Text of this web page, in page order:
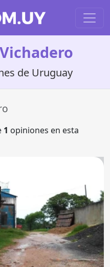
de Uruguay
1 opiniones en esta